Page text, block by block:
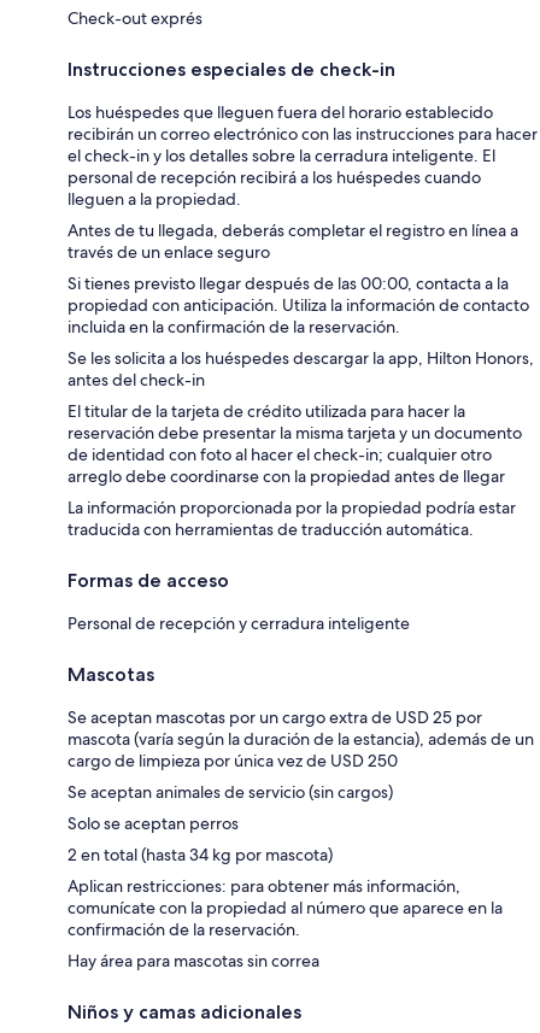
Check-out exprés
Instrucciones especiales de check-in
Los huéspedes que lleguen fuera del horario establecido
recibirán un correo electrónico con las instrucciones para hacer
el check-in y los detalles sobre la cerradura inteligente. El
personal de recepción recibirá a los huéspedes cuando
lleguen a la propiedad.
Antes de tu llegada, deberás completar el registro en línea a
través de un enlace seguro
Si tienes previsto llegar después de las 00:00, contacta a la
propiedad con anticipación. Utiliza la información de contacto
incluida en la confirmación de la reservación.
Se les solicita a los huéspedes descargar la app, Hilton Honors,
antes del check-in
El titular de la tarjeta de crédito utilizada para hacer la
reservación debe presentar la misma tarjeta y un documento
de identidad con foto al hacer el check-in; cualquier otro
arreglo debe coordinarse con la propiedad antes de llegar
La información proporcionada por la propiedad podría estar
traducida con herramientas de traducción automática.
Formas de acceso
Personal de recepción y cerradura inteligente
Mascotas
Se aceptan mascotas por un cargo extra de USD 25 por
mascota (varía según la duración de la estancia), además de un
cargo de limpieza por única vez de USD 250
Se aceptan animales de servicio (sin cargos)
Solo se aceptan perros
2 en total (hasta 34 kg por mascota)
Aplican restricciones: para obtener más información,
comunícate con la propiedad al número que aparece en la
confirmación de la reservación.
Hay área para mascotas sin correa
Niños y camas adicionales